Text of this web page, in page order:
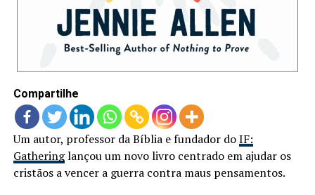
Compartilhe
Um autor, professor da Bíblia e fundador doIF:
Gatheringlançou um novo livro centrado em ajudar os
cristãos a vencer a guerra contra maus pensamentos.